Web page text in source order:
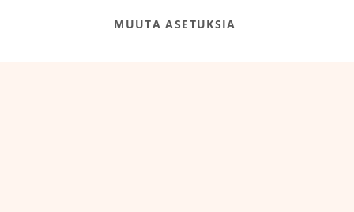
@‌2025 FooDeliDooMUUTA ASETUKSIA